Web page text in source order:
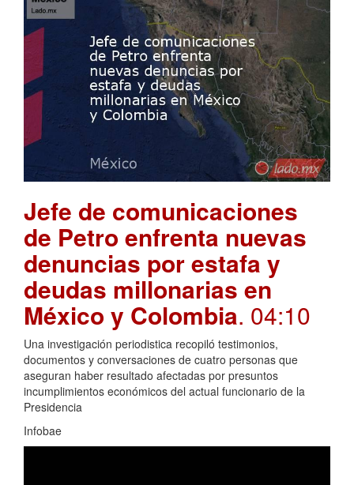
Jefe de comunicaciones
de Petro enfrenta nuevas
denuncias por estafa y
deudas millonarias en
México y Colombia. 04:10
Una investigación periodistica recopiló testimonios,
documentos y conversaciones de cuatro personas que
aseguran haber resultado afectadas por presuntos
incumplimientos económicos del actual funcionario de la
Presidencia
Infobae